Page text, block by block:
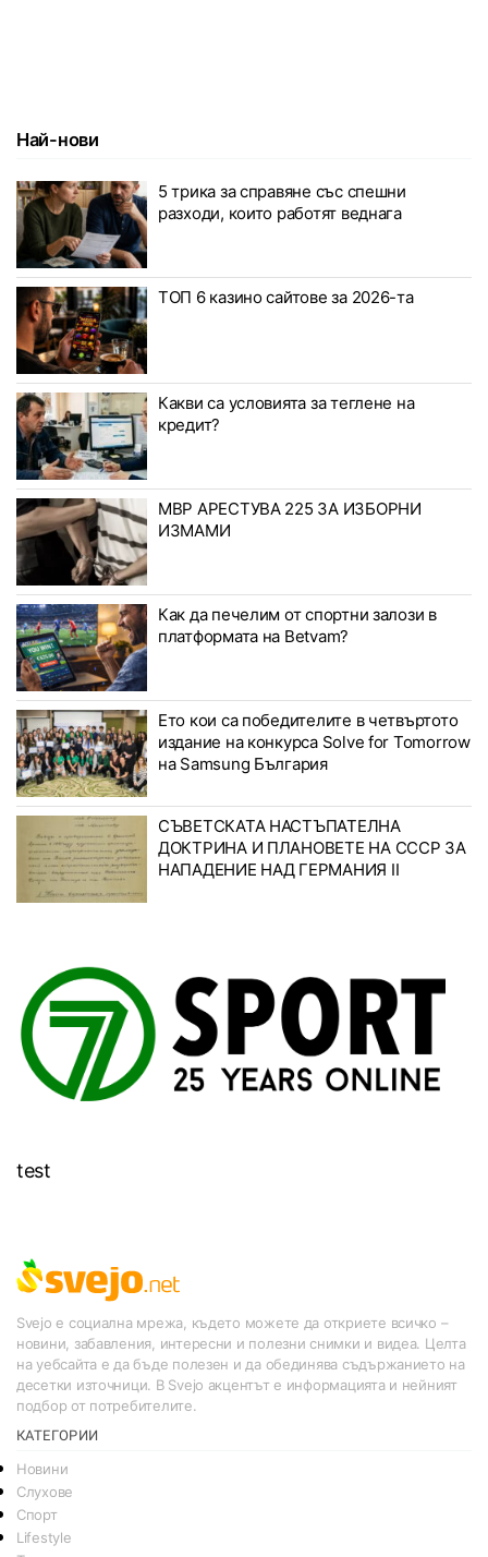
Най-нови
5 трика за справяне със спешни
разходи, които работят веднага
ТОП 6 казино сайтове за 2026-та
Какви са условията за теглене на
кредит?
МВР АРЕСТУВА 225 ЗА ИЗБОРНИ
ИЗМАМИ
Как да печелим от спортни залози в
платформата на Betvam?
Ето кои са победителите в четвъртото
издание на конкурса Solve for Tomorrow
на Samsung България
СЪВЕТСКАТА НАСТЪПАТЕЛНА
ДОКТРИНА И ПЛАНОВЕТЕ НА СССР ЗА
НАПАДЕНИЕ НАД ГЕРМАНИЯ II
test
Svejo е социална мрежа, където можете да откриете всичко –
новини, забавления, интересни и полезни снимки и видеа. Целта
на уебсайта е да бъде полезен и да обединява съдържанието на
десетки източници. В Svejo акцентът е информацията и нейният
подбор от потребителите.
КАТЕГОРИИ
Новини
Слухове
Спорт
Lifestyle